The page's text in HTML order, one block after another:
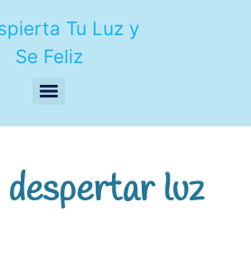
despertar luz